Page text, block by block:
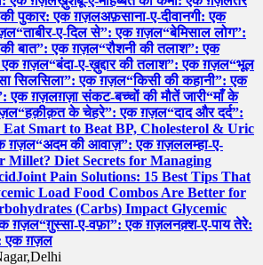
की पुकार: एक ग़ज़लअफ़साना-ए-दीवानगी: एक
“ताबीर-ए-दिल से”: एक ग़ज़ल“बेमिसाल लोग”:
बात”: एक ग़ज़ल“रौशनी की तलाश”: एक
एक ग़ज़ल“बंदा-ए-ख़ुद्दार की तलाश”: एक ग़ज़ल“भूल
सिलसिला”: एक ग़ज़ल“किसी की कहानी”: एक
एक ग़ज़लग़ज़ा संकट-बच्चों की मौतें जारी“माँ के
“हक़ीक़त के चेहरे”: एक ग़ज़ल“दाद और दर्द”:
Smart to Beat BP, Cholesterol & Uric
ग़ज़ल“अदम की आवाज़”: एक ग़ज़ललम्हा-ए-
Millet? Diet Secrets for Managing
Joint Pain Solutions: 15 Best Tips That
Load Food Combos Are Better for
(Carbs) Impact Glycemic
ग़ज़ल“ग़ुस्सा-ए-वफ़ा”: एक ग़ज़लनक़्श-ए-पाय तेरे:
एक ग़ज़ल